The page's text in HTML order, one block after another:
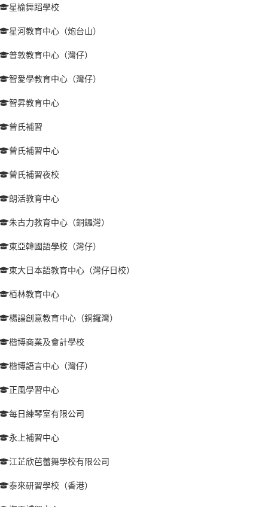
星榆舞蹈學校
星河教育中心（炮台山）
普敦教育中心（灣仔）
智愛學教育中心（灣仔）
智昇教育中心
曾氏補習
曾氏補習中心
曾氏補習夜校
朗活教育中心
朱古力教育中心（銅鑼灣）
東亞韓國語學校（灣仔）
東大日本語教育中心（灣仔日校）
栢林教育中心
楊諹創意教育中心（銅鑼灣）
楷博商業及會計學校
楷博語言中心（灣仔）
正風學習中心
每日練琴室有限公司
永上補習中心
江芷欣芭蕾舞學校有限公司
泰來研習學校（香港）